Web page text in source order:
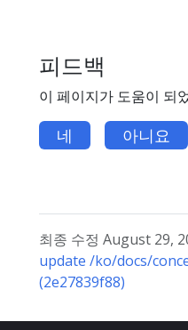
피드백
이 페이지가 도움이 되
네 아니요
최종 수정 August 29,
update /ko/docs/
(2e27839f88)